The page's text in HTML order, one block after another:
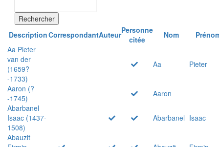
Rechercher
DescriptionCorrespondantAuteurPersonne
citée
Nom
Aa Pieter
van der
(1659?
-1733)
Aa Pieter
Aaron (?
-1745)
Aaron
Abarbanel
Isaac (1437-
1508)
Abarbanel Isaac
Abauzit